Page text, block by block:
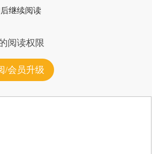
继续阅读
阅读权限
/会员升级